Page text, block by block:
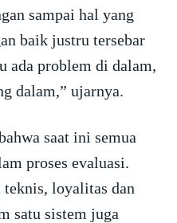
sampai hal yang
baik justru tersebar
ada problem di dalam,
dalam,” ujarnya.
saat ini semua
proses evaluasi.
loyalitas dan
satu sistem juga